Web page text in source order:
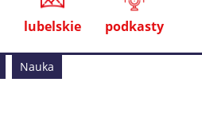
lubelskie podkasty
Nauka